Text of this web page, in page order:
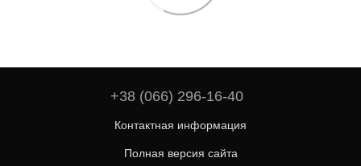
+38 (066) 296-16-40
Контактная информация
Полная версия сайта